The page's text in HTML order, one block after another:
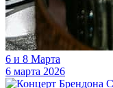
6 и 8 Марта
6 марта 2026